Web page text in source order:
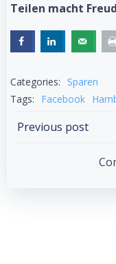
Teilen macht
Categories:
Sparen
Tags:
Facebook
Post
Previous post